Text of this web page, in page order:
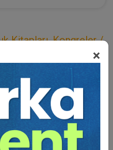
×
Kitapları,Kongreler /